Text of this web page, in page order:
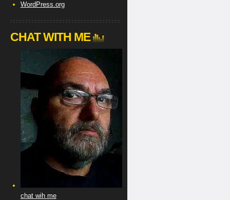
WordPress.org
CHAT WITH ME
chat wih me